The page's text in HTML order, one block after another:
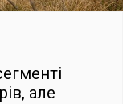
але